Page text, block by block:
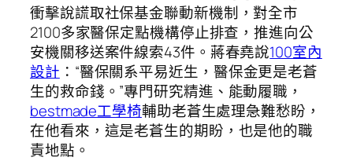
衝擊說謊取社保基金聯動新機制，對全市
2100多家醫保定點機構停止排查，推進向公
安機關移送案件線索43件。蔣春堯說100室內
設計 ：“醫保關系平易近生，醫保金更是老蒼
生的救命錢。”專門研究精進、能動履職，
bestmade工學椅輔助老蒼生處理急難愁盼，
在他看來，這是老蒼生的期盼，也是他的職
責地點。